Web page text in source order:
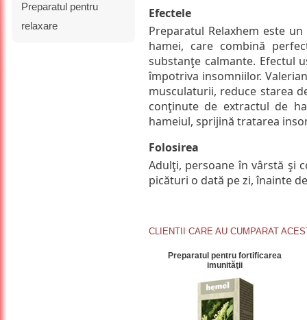
Preparatul pentru
relaxare
Efectele
Preparatul Relaxhem este
hamei, care combină
substanţe calmante. Efectul
împotriva insomniilor.
musculaturii, reduce starea
conţinute de extractul de
hameiul, sprijină tratarea
Folosirea
Adulţi, persoane în vârstă şi
picături o dată pe zi, înainte
CLIENTII CARE AU CUMPARAT
Preparatul pentru fortificarea
imunităţii